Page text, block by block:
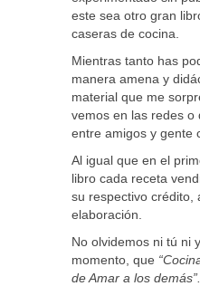
este sea otro gran
caseras de cocina.
Mientras tanto has
manera amena y
material que me
vemos en las redes o
entre amigos y gente
Al igual que en el
libro cada receta
su respectivo crédito,
elaboración.
No olvidemos ni tú ni
momento, que
de Amar a los demás”.